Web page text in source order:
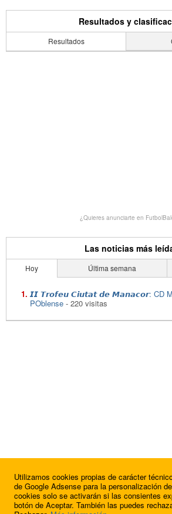
Resultados y
Resultados
¿Quieres anunciarte en
Las noticias más
Hoy Última semana
𝙄𝙄 𝙏𝙧𝙤𝙛𝙚𝙪 𝘾𝙞𝙪𝙩𝙖𝙩 𝙙𝙚 𝙈𝙖𝙣𝙖𝙘𝙤𝙧: CD
POblense - 220 visitas
Utilizamos cookies propias de carácter
de Google Adsense para la personalización
cookies solo se activarán si las consientes
botón de Aceptar. También las puedes